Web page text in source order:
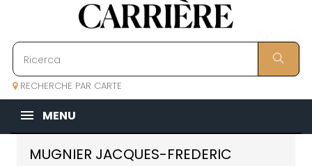
RECHERCHE PAR CARTE
MENU
MUGNIER JACQUES-FREDERIC